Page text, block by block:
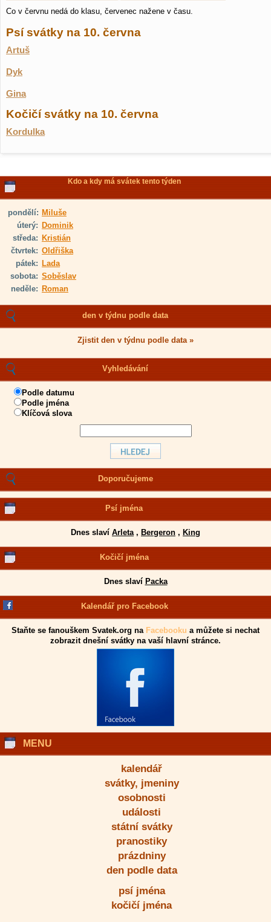
Co v červnu nedá do klasu, červenec nažene v času.
Psí svátky na 10. června
Artuš
Dyk
Gina
Kočičí svátky na 10. června
Kordulka
Kdo a kdy má svátek tento týden
pondělí: Miluše
úterý: Dominik
středa: Kristián
čtvrtek: Oldřiška
pátek: Lada
sobota: Soběslav
neděle: Roman
den v týdnu podle data
Zjistit den v týdnu podle data »
Vyhledávání
Podle datumu
Podle jména
Klíčová slova
Doporučujeme
Psí jména
Dnes slaví Arleta, Bergeron , King
Kočičí jména
Dnes slaví Packa
Kalendář pro Facebook
Staňte se fanouškem Svatek.org na Facebooku a můžete si nechat
zobrazit dnešní svátky na vaší hlavní stránce.
MENU
kalendář
svátky, jmeniny
osobnosti
události
státní svátky
pranostiky
prázdniny
den podle data
psí jména
kočičí jména